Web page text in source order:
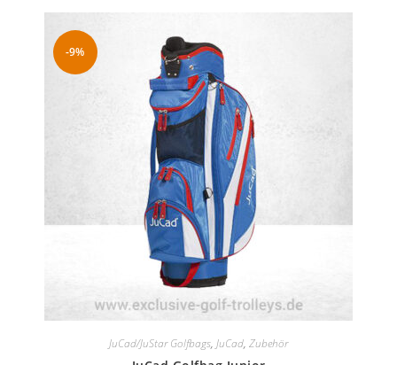
-9%
JuCad/JuStar Golfbags, JuCad, Zubehör